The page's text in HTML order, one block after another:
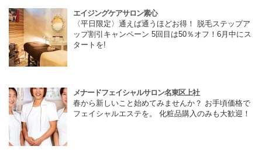
エイジングケアサロン素心
〈平日限定〉通えば通うほどお得！ 脱毛ステップア
ップ割引キャンペーン 5回目は50％オフ！6月中にス
タートを!
メナードフェイシャルサロン名東区上社
春から新しいこと始めてみませんか？ お手頃価格で
フェイシャルエステを。 化粧品購入のみも大歓迎！